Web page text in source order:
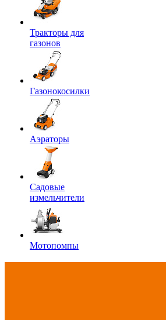
Тракторы для
газонов
Газонокосилки
Аэраторы
Садовые
измельчители
Мотопомпы